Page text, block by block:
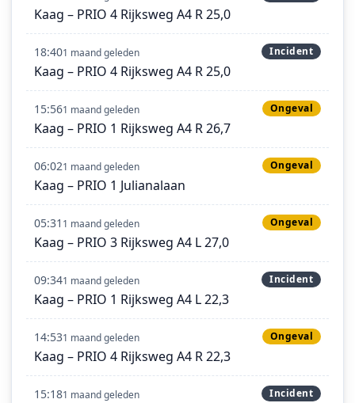
Kaag – PRIO 4 Rijksweg A4 R 25,0
18:401 maand geleden Incident
Kaag – PRIO 4 Rijksweg A4 R 25,0
15:561 maand geleden Ongeval
Kaag – PRIO 1 Rijksweg A4 R 26,7
06:021 maand geleden Ongeval
Kaag – PRIO 1 Julianalaan
05:31 1 maand geleden Ongeval
Kaag – PRIO 3 Rijksweg A4 L 27,0
09:341 maand geleden Incident
Kaag – PRIO 1 Rijksweg A4 L 22,3
14:531 maand geleden Ongeval
Kaag – PRIO 4 Rijksweg A4 R 22,3
15:181 maand geleden Incident